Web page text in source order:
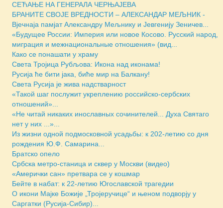
СЕЋАЊЕ НА ГЕНЕРАЛА ЧЕРЊАЈЕВА
БРАНИТЕ СВОЈЕ ВРЕДНОСТИ – АЛЕКСАНДАР МЕЉНИК -
Вјечнаја памјат Александру Мељнику и Јевгенију Зеничев...
«Будущее России: Империя или новое Косово. Русский народ,
миграция и межнациональные отношения» (вид...
Како се понашати у храму
Света Тројица Рубљова: Икона над иконама!
Русија ће бити јака, биће мир на Балкану!
Света Русија је жива надстварност
«Такой шаг послужит укреплению российско-сербских
отношений»...
«Не читай никаких инославных сочинителей... Духа Святаго
нет у них ...»...
Из жизни одной подмосковной усадьбы: к 202-летию со дня
рождения Ю.Ф. Самарина...
Братско опело
Србска метро-станица и сквер у Москви (видео)
«Амерички сан» претвара се у кошмар
Бейте в набат: к 22-летию Югославской трагедии
О икони Мајке Божије „Тројеручице“ и њеном подворју у
Саргатки (Русија-Сибир)...